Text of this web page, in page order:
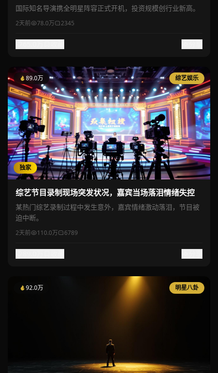
国际知名导演携全明星阵容正式开机，投资规模创行业新高。
2天前 78.0万 2345
89.0万 综艺娱乐
独家
综艺节目录制现场突发状况，嘉宾当场落泪情绪失控
某热门综艺录制过程中发生意外，嘉宾情绪激动落泪，节目被
迫中断。
2天前 110.0万 6789
92.0万 明星八卦